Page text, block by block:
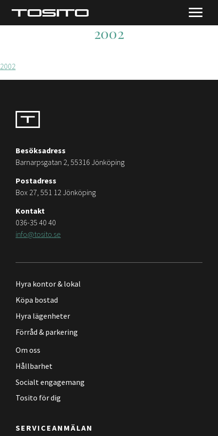
2002
2002
Besöksadress
Barnarpsgatan 2, 55316 Jönköping
Postadress
Box 27, 551 12 Jönköping
Kontakt
036-35 40 40
info@tosito.se
Hyra kontor & lokal
Köpa bostad
Hyra lägenheter
Förråd & parkering
Om oss
Hållbarhet
Socialt engagemang
Tosito för dig
SERVICEANMÄLAN